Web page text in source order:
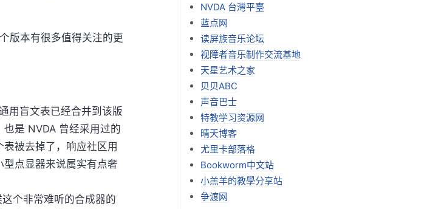
本有很多值得关注的更
用盲文表已经合并到该版
是 NVDA 曾经采用过的
被去掉了，响应社区用
点显器来说属实有点奢
个非常难听的合成器的
NVDA 台灣平臺
蓝点网
读屏族音乐论坛
视障者音乐制作交流基地
天星艺术之家
贝贝ABC
声音巴士
特教学习资源网
晴天博客
尤里卡部落格
Bookworm中文站
小羔羊的教學分享站
争渡网